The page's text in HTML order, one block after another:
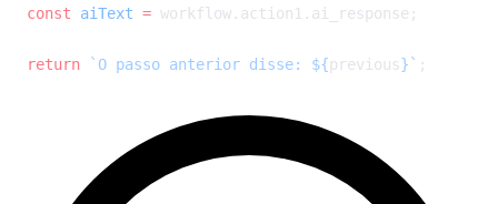
const aiText = workflow.action1.ai_response;
return `O passo anterior disse: ${previous}` ;